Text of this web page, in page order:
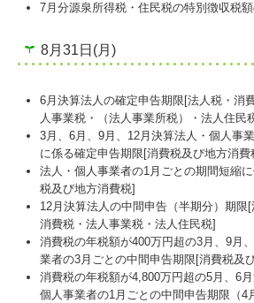
7月分源泉所得税・住民税の特別徴収税
8月31日(月)
6月決算法人の確定申告期限[法人税・消
人事業税・（法人事業所税）・法人住民
3月、6月、9月、12月決算法人・個人事
に係る確定申告期限[消費税及び地方消費
法人・個人事業者の1月ごとの期間短縮
税及び地方消費税]
12月決算法人の中間申告（半期分）期限
消費税・法人事業税・法人住民税]
消費税の年税額が400万円超の3月、9月
業者の3月ごとの中間申告期限[消費税及
消費税の年税額が4,800万円超の5月、6
個人事業者の1月ごとの中間申告期限（4